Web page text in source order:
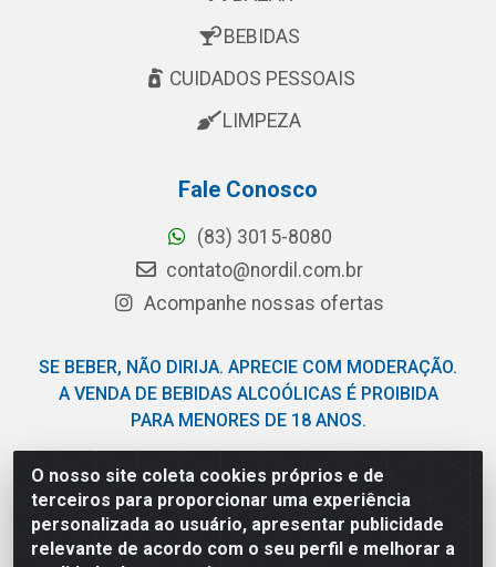
O nosso site coleta cookies próprios e de
terceiros para proporcionar uma experiência
personalizada ao usuário, apresentar publicidade
relevante de acordo com o seu perfil e melhorar a
BEBIDAS
CUIDADOS PESSOAIS
LIMPEZA
Fale Conosco
(83) 3015-8080
contato@nordil.com.br
Acompanhe nossas ofertas
SE BEBER, NÃO DIRIJA. APRECIE COM MODERAÇÃO.
A VENDA DE BEBIDAS ALCOÓLICAS É PROIBIDA
PARA MENORES DE 18 ANOS.
Nordil Distribuidora - Avenida Liberdade, 2738, Bloco F -
Sesi - Bayeux/PB - CEP 58.111-400 - CNPJ
03.775.813/0001-41